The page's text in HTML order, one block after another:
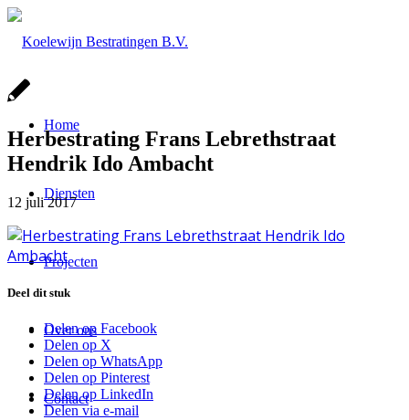
Home
Diensten
Projecten
Over ons
Contact
Herbestrating Frans Lebrethstraat
Hendrik Ido Ambacht
12 juli 2017
Deel dit stuk
Delen op Facebook
Delen op X
Delen op WhatsApp
Delen op Pinterest
Delen op LinkedIn
Delen via e-mail